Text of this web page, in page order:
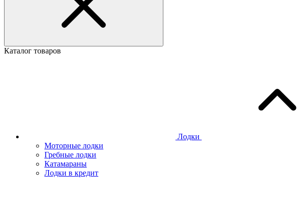
Каталог товаров
Лодки
Моторные лодки
Гребные лодки
Катамараны
Лодки в кредит